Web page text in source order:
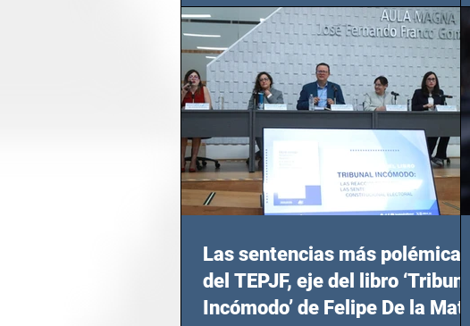
Las sentencias más polémicas
del TEPJF, eje del libro ‘Tribunal
Incómodo’ de Felipe De la Mata